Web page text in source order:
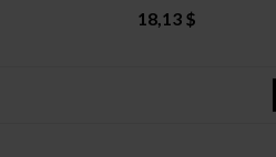
18,13 $